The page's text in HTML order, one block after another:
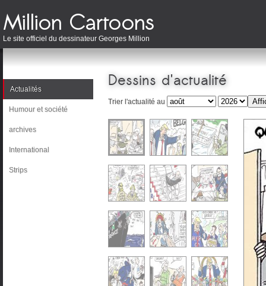
Le site officiel du dessinateur Georges Million
Actualités
Humour et société
archives
International
Strips
Dessins d'actualité
Trier l'actualité au